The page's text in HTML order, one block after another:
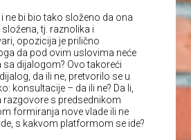
ne bi bio tako složeno da ona
tj. raznolika i
opozicija je prilično
da pod ovim uslovima neće
sa dijalogom? Ovo takoreći
da ili ne, pretvorilo se u
konsultacije – da ili ne? Da li,
razgovore s predsednikom
formiranja nove vlade ili ne
s kakvom platformom se ide?